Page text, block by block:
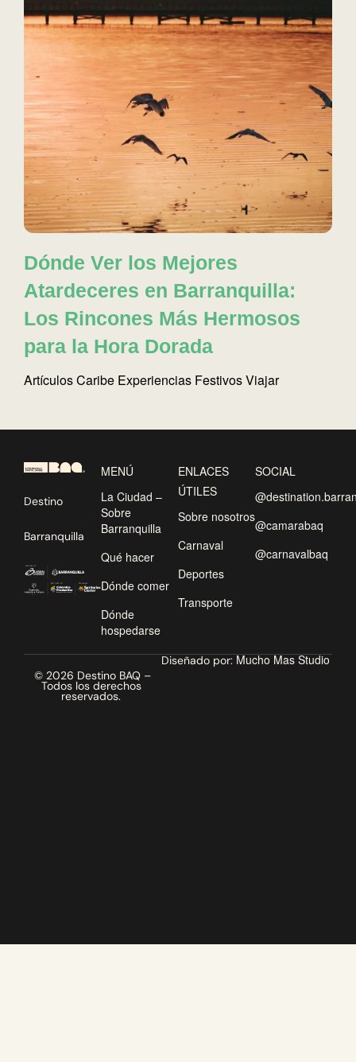
Dónde Ver los Mejores
Atardeceres en Barranquilla:
Los Rincones Más Hermosos
para la Hora Dorada
ArtículosCaribe Experiencias FestivosViajar
Destino
Barranquilla
MENÚ
La Ciudad –
Sobre
Barranquilla
Qué hacer
Dónde comer
Dónde
hospedarse
ENLACES
ÚTILES
Sobre nosotros
Carnaval
Deportes
Transporte
SOCIAL
@camarabaq
@carnavalbaq
© 2026 Destino BAQ –
Todos los derechos
reservados.
Diseñado por: Mucho Mas Studio